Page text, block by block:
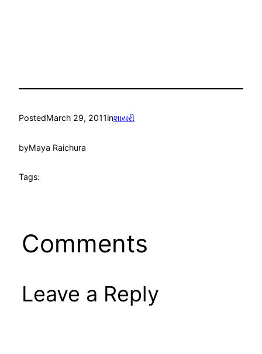
PostedMarch 29, 2011inશાયરી
byMaya Raichura
Tags:
Comments
Leave a Reply